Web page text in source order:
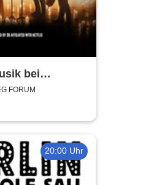
bei
FORUM
20:00 Uhr